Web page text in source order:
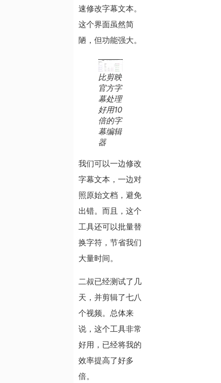
速修改字幕文本。
这个界面虽然简
陋，但功能强大。
比剪映
官方字
幕处理
好用10
倍的字
幕编辑
器
我们可以一边修改
字幕文本，一边对
照原始文档，避免
出错。而且，这个
工具还可以批量替
换字符，节省我们
大量时间。
二叔已经测试了几
天，并剪辑了七八
个视频。总体来
说，这个工具非常
好用，已经将我的
效率提高了好多
倍。